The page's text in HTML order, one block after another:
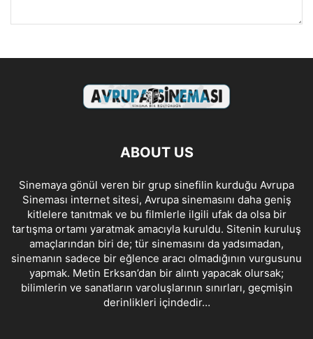
ABOUT US
Sinemaya gönül veren bir grup sinefilin kurduğu Avrupa
Sineması internet sitesi, Avrupa sinemasını daha geniş
kitlelere tanıtmak ve bu filmlerle ilgili ufak da olsa bir
tartışma ortamı yaratmak amacıyla kuruldu. Sitenin kuruluş
amaçlarından biri de; tür sinemasını da yadsımadan,
sinemanın sadece bir eğlence aracı olmadığının vurgusunu
yapmak. Metin Erksan’dan bir alıntı yapacak olursak;
bilimlerin ve sanatların varoluşlarının sınırları, geçmişin
derinlikleri içindedir…